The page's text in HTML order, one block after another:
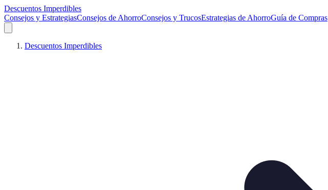
Descuentos Imperdibles
Consejos y EstrategiasConsejos de AhorroConsejos y TrucosEstrategias de AhorroGuía de Compras
Descuentos Imperdibles